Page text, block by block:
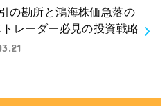
の勘所と鴻海株価急落の
レーダー必見の投資戦略